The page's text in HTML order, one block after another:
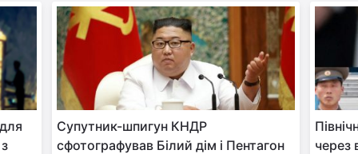
Супутник-шпигун КНДР
сфотографував Білий дім і Пентагон
через